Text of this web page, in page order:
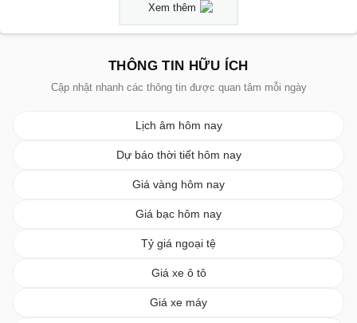
Xem thêm
THÔNG TIN HỮU ÍCH
Cập nhật nhanh các thông tin được quan tâm mỗi ngày
Lịch âm hôm nay
Dự báo thời tiết hôm nay
Giá vàng hôm nay
Giá bạc hôm nay
Tỷ giá ngoại tệ
Giá xe ô tô
Giá xe máy